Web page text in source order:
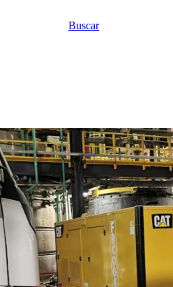
Buscar